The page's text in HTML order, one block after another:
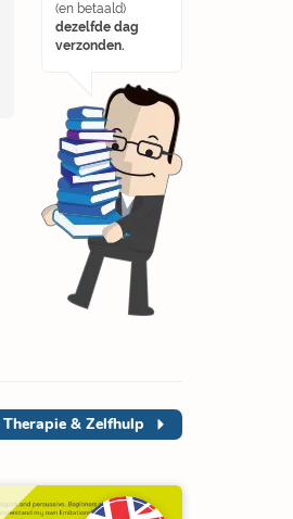
(en betaald)
dezelfde dag
verzonden.
Therapie & Zelfhulp